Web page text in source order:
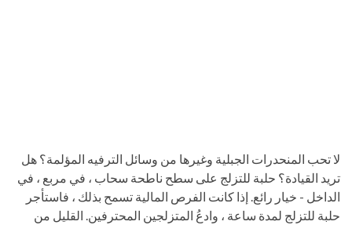
لا تحب المنحدرات الجبلية وغيرها من وسائل الترفيه المؤلمة؟ هل
تريد القيادة؟ حلبة للتزلج على سطح ناطحة سحاب ، في مربع ، في
الداخل - خيار رائع. إذا كانت الفرص المالية تسمح بذلك ، فاستأجر
حلبة للتزلج لمدة ساعة ، وادعُ المتزلجين المحترفين. القليل من